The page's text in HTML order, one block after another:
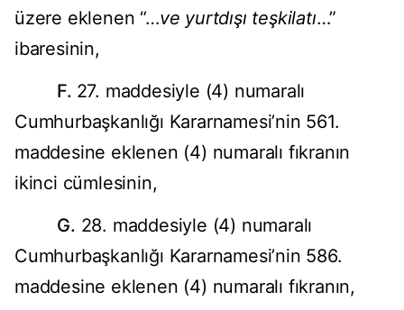
üzere eklenen “…ve yurtdışı teşkilatı…”
ibaresinin,
F. 27. maddesiyle (4) numaralı
Cumhurbaşkanlığı Kararnamesi’nin 561.
maddesine eklenen (4) numaralı fıkranın
ikinci cümlesinin,
G. 28. maddesiyle (4) numaralı
Cumhurbaşkanlığı Kararnamesi’nin 586.
maddesine eklenen (4) numaralı fıkranın,